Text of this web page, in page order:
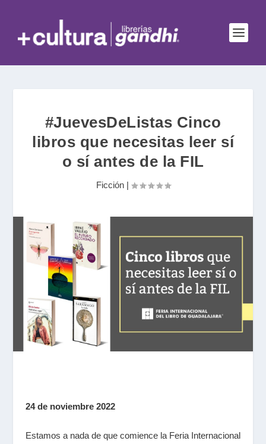
#JuevesDeListas Cinco
libros que necesitas leer sí
o sí antes de la FIL
Ficción|
24 de noviembre 2022
Estamos a nada de que comience la Feria Internacional